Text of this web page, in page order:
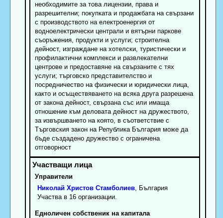
необходимите за това лицензии, права и
разрешителни; покупката и продажбата на свързани
с производството на електроенергия от
водноелектрически централи и вятърни паркове
съоръжения, продукти и услуги; строителна
дейност, изграждане на хотелски, туристически и
профилактични комплекси и развлекателни
центрове и предоставяне на свързаните с тях
услуги; търговско представителство и
посредничество на физически и юридически лица,
както и осъществяването на всяка друга разрешена
от закона дейност, свързана със или имаща
отношение към деловата дейност на дружеството,
за извършването на която, в съответствие с
Търговския закон на Република България може да
бъде създадено дружество с ограничена
отговорност
Управители
Николай Христов Стамболиев, България
Участва в 16 организации.
Едноличен собственик на капитала